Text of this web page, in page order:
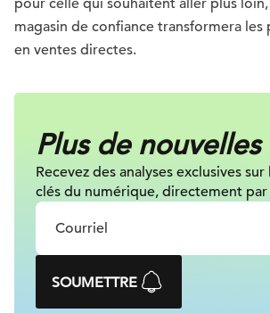
magasin de confiance transformera
en ventes directes.
Plus de nouvelles
Recevez des analyses exclusives
clés du numérique, directement
SOUMETTRE